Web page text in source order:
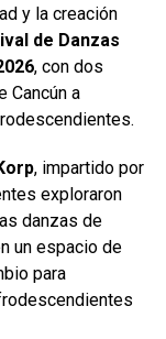
y la creación
de Danzas
, con dos
Cancún a
, impartido por
exploraron
danzas de
un espacio de
para